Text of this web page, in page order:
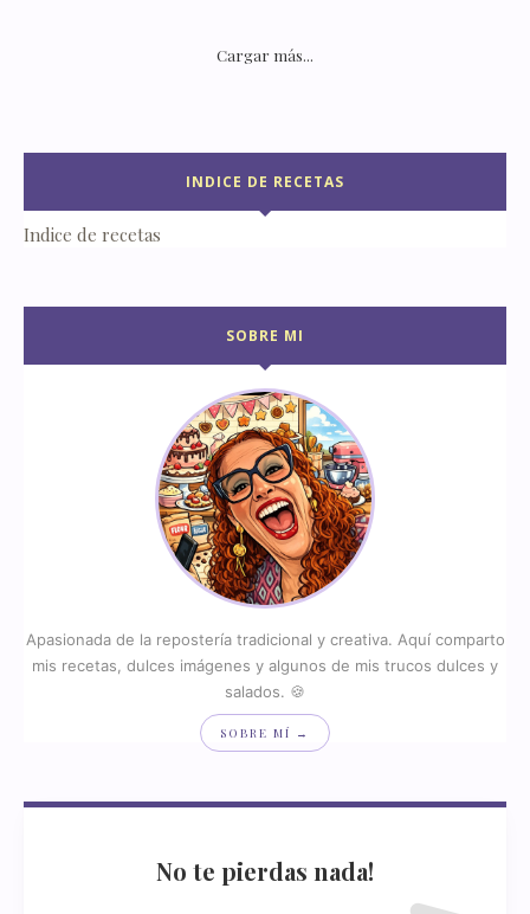
Cargar más...
INDICE DE RECETAS
Indice de recetas
SOBRE MI
Apasionada de la repostería tradicional y creativa. Aquí comparto
mis recetas, dulces imágenes y algunos de mis trucos dulces y
salados. 🍪
SOBRE MÍ →
No te pierdas nada!